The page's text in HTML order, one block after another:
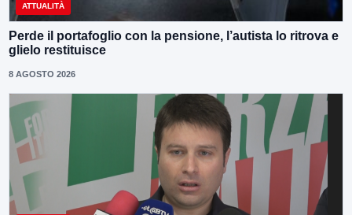
ATTUALITÀ
Perde il portafoglio con la pensione, l’autista lo ritrova e
glielo restituisce
8 AGOSTO 2026